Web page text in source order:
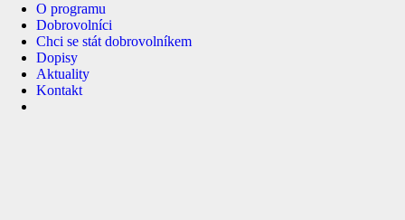
O programu
Dobrovolníci
Chci se stát dobrovolníkem
Dopisy
Aktuality
Kontakt